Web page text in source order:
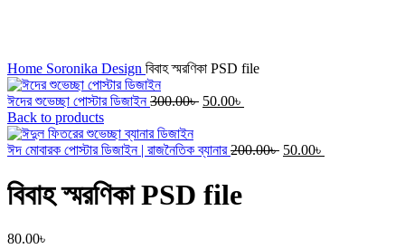
Home Soronika Design বিবাহ স্মরণিকা PSD file
ঈদের শুভেচ্ছা পোস্টার ডিজাইন300.00৳ Original
300.00৳ .
50.00৳
50.00৳ .
Back to products
ঈদ মোবারক পোস্টার ডিজাইন | রাজনৈতিক ব্যানার200.00৳ Original
50.00৳
বিবাহ স্মরণিকা PSD file
80.00৳